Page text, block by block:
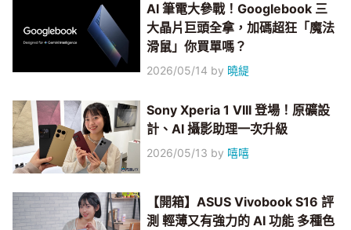
AI 筆電大參戰！Googlebook 三
大晶片巨頭全拿，加碼超狂「魔法
滑鼠」你買單嗎？
2026/05/14 by 曉緹
Sony Xperia 1 VIII 登場！原礦設
計、AI 攝影助理一次升級
2026/05/13 by 嘻嘻
【開箱】ASUS Vivobook S16 評
測 輕薄又有強力的 AI 功能 多種色